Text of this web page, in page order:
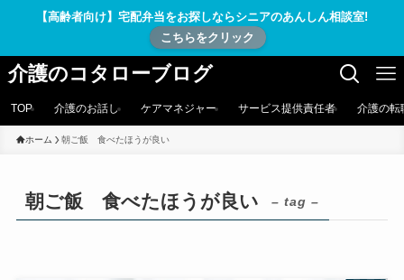
【高齢者向け】宅配弁当をお探しならシニアのあんしん相談室!
こちらをクリック
介護のコタローブログ
TOP 介護のお話し ケアマネジャー サービス提供責任者 介護の転
ホーム 朝ご飯 食べたほうが良い
朝ご飯 食べたほうが良い – tag –